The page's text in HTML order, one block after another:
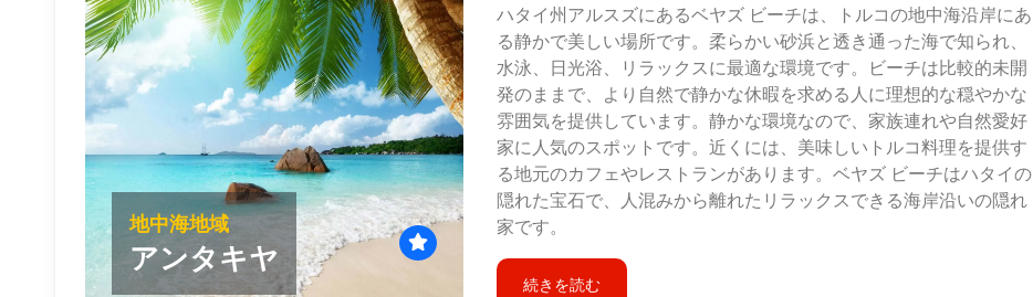
地中海地域
アンタキヤ
ハタイ州アルスズにあるベヤズ ビーチは、トルコの地中海沿岸にあ
る静かで美しい場所です。柔らかい砂浜と透き通った海で知られ、
水泳、日光浴、リラックスに最適な環境です。ビーチは比較的未開
発のままで、より自然で静かな休暇を求める人に理想的な穏やかな
雰囲気を提供しています。静かな環境なので、家族連れや自然愛好
家に人気のスポットです。近くには、美味しいトルコ料理を提供す
る地元のカフェやレストランがあります。ベヤズ ビーチはハタイの
隠れた宝石で、人混みから離れたリラックスできる海岸沿いの隠れ
家です。
続きを読む